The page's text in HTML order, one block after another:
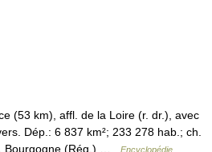
(53 km), affl. de la Loire (r. dr.), avec
Dép.: 6 837 km²; 233 278 hab.; ch.
Bourgogne (Rég.) …
Encyclopédie